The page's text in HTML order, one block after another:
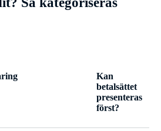
Kan
betalsättet
presenteras
först?